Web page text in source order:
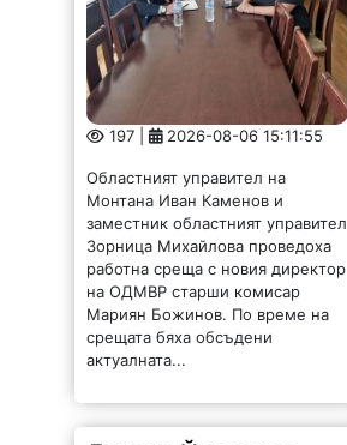
работна среща с новия директор
на ОДМВР старши комисар
Мариян Божинов. По време на
срещата бяха обсъдени
актуалната...
Данаил Йорданов
стана председател на
Прогресивна
България в Мизия